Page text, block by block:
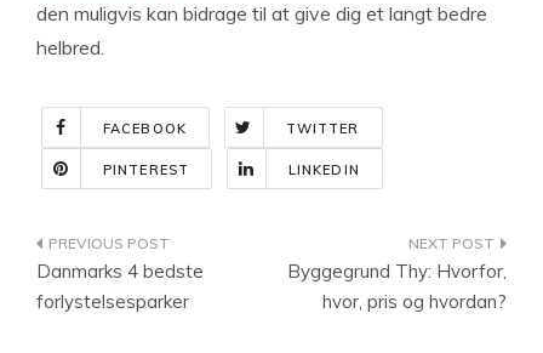
den muligvis kan bidrage til at give dig et langt bedre
helbred.
FACEBOOK TWITTER
PINTEREST LINKEDIN
Indlægsnavigation
Danmarks 4 bedste
forlystelsesparker
Byggegrund Thy: Hvorfor,
hvor, pris og hvordan?